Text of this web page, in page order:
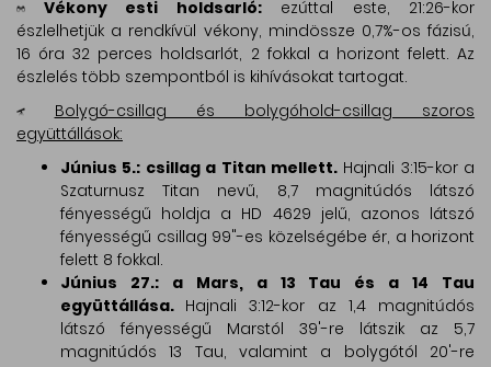
Vékony esti holdsarló:ezúttal este, 21:26-kor
észlelhetjük a rendkívül vékony, mindössze 0,7%-os fázisú,
16 óra 32 perces holdsarlót, 2 fokkal a horizont felett. Az
észlelés több szempontból is kihívásokat tartogat.
Bolygó-csillag és bolygóhold-csillag szoros
együttállások:
Június 5.: csillag a Titan mellett.Hajnali 3:15-kor a
Szaturnusz Titan nevű, 8,7 magnitúdós látszó
fényességű holdja a HD 4629 jelű, azonos látszó
fényességű csillag 99"-es közelségébe ér, a horizont
felett 8 fokkal.
Június 27.: a Mars, a 13 Tau és a 14 Tau
együttállása. Hajnali 3:12-kor az 1,4 magnitúdós
látszó fényességű Marstól 39'-re látszik az 5,7
magnitúdós 13 Tau, valamint a bolygótól 20'-re